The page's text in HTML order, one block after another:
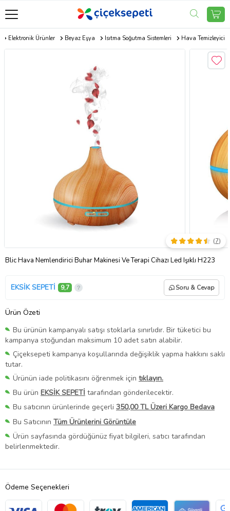
Elektronik Ürünler Beyaz Eşya Isıtma Soğutma Sistemleri Hava Temizleyici
Blic Hava Nemlendirici Buhar Makinesi Ve Terapi Cihazı Led Işıklı H223
(7)
EKSİK SEPETİ 9,7 Soru & Cevap
Ürün Özeti
Bu ürünün kampanyalı satışı stoklarla sınırlıdır. Bir tüketici bu
kampanya stoğundan maksimum 10 adet satın alabilir.
Çiçeksepeti kampanya koşullarında değişiklik yapma hakkını saklı
tutar.
Ürünün iade politikasını öğrenmek için tıklayın.
Bu ürün EKSİK SEPETİ tarafından gönderilecektir.
Bu satıcının ürünlerinde geçerli 350,00 TL Üzeri Kargo Bedava
Bu Satıcının Tüm Ürünlerini Görüntüle
Ürün sayfasında gördüğünüz fiyat bilgileri, satıcı tarafından
belirlenmektedir.
Ödeme Seçenekleri